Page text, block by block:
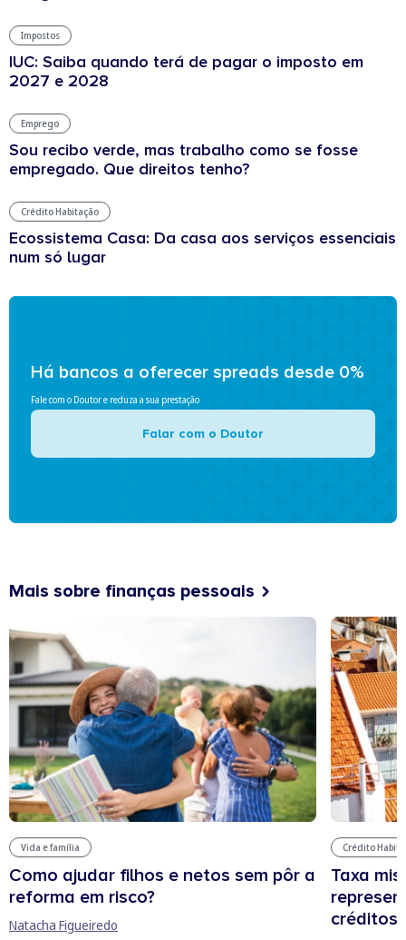
Impostos
IUC: Saiba quando terá de pagar o imposto em
2027 e 2028
Emprego
Sou recibo verde, mas trabalho como se fosse
empregado. Que direitos tenho?
Crédito Habitação
Ecossistema Casa: Da casa aos serviços essenciais
num só lugar
Há bancos a oferecer spreads desde 0%
Fale com o Doutor e reduza a sua prestação
Falar com o Doutor
Mais sobre finanças pessoais
Vida e família
Como ajudar filhos e netos sem pôr a
reforma em risco?
Natacha Figueiredo
Crédito
Taxa
créditos